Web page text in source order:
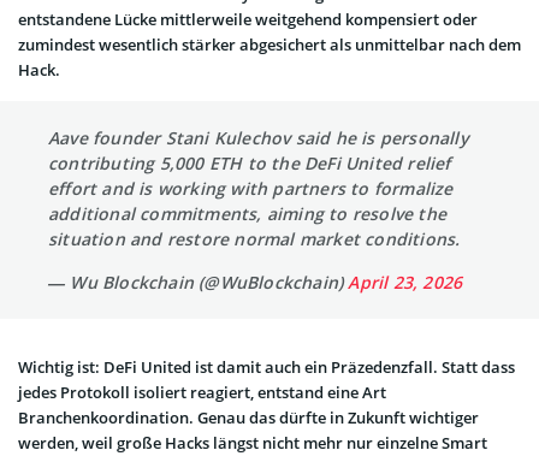
entstandene Lücke mittlerweile weitgehend kompensiert oder
zumindest wesentlich stärker abgesichert als unmittelbar nach dem
Hack.
Aave founder Stani Kulechov said he is personally
contributing 5,000 ETH to the DeFi United relief
effort and is working with partners to formalize
additional commitments, aiming to resolve the
situation and restore normal market conditions.
— Wu Blockchain (@WuBlockchain)April 23, 2026
Wichtig ist: DeFi United ist damit auch ein Präzedenzfall. Statt dass
jedes Protokoll isoliert reagiert, entstand eine Art
Branchenkoordination. Genau das dürfte in Zukunft wichtiger
werden, weil große Hacks längst nicht mehr nur einzelne Smart